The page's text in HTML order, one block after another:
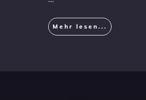
Mehr lesen...